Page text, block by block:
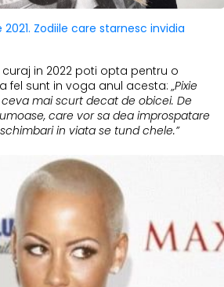
Zodiile care starnesc invidia
in 2022 poti opta pentru o
fel sunt in voga anul acesta:„Pixie
mai scurt decat de obicei. De
care vor sa dea improspatare
in viata se tund chele.”